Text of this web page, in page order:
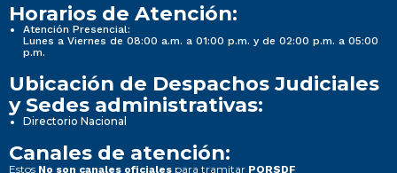
Horarios de Atención:
Atención Presencial:
Lunes a Viernes de 08:00 a.m. a 01:00 p.m. y de 02:00 p.m. a 05:00
p.m.
Ubicación de Despachos Judiciales
y Sedes administrativas:
Directorio Nacional
Canales de atención:
Estos No son canales oficiales para tramitar PQRSDF